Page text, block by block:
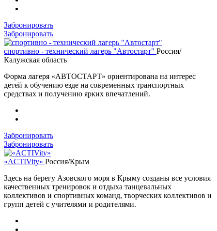
Забронировать
Забронировать
спортивно - технический лагерь "Автостарт" Россия/
Калужская область
Форма лагеря «АВТОСТАРТ» ориентирована на интерес
детей к обучению езде на современных транспортных
средствах и получению ярких впечатлений.
Забронировать
Забронировать
«ACTIVity» Россия/Крым
Здесь на берегу Азовского моря в Крыму созданы все условия
качественных тренировок и отдыха танцевальных
коллективов и спортивных команд, творческих коллективов и
групп детей с учителями и родителями.